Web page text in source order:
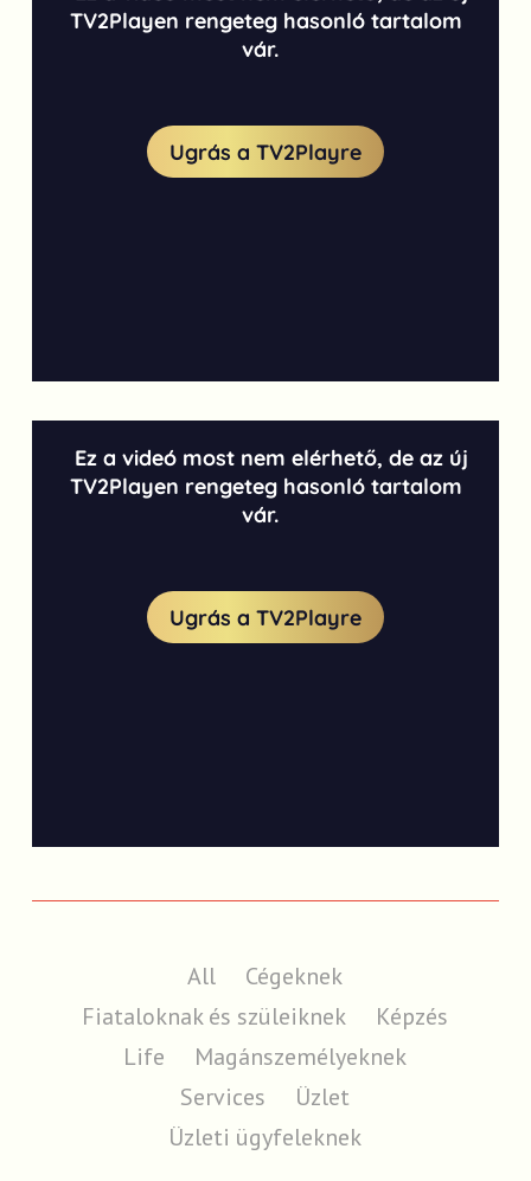
All
Cégeknek
Fiataloknak és szüleiknek
Képzés
Life
Magánszemélyeknek
Services
Üzlet
Üzleti ügyfeleknek